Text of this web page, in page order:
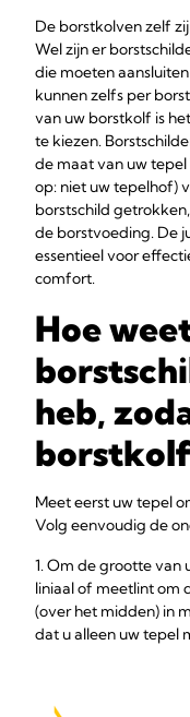
De borstkolven zelf
Wel zijn er
die moeten
kunnen zelfs per
van uw borstkolf is
te kiezen.
de maat van uw
op: niet uw tepelhof)
borstschild
de borstvoeding. De
essentieel voor
comfort.
Hoe
heb,
Meet eerst uw tepel
Volg eenvoudig de
1. Om de grootte van
liniaal of meetlint om
(over het midden) in
dat u alleen uw tepel